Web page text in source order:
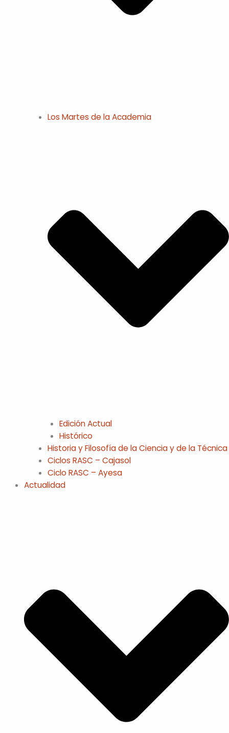
Los Martes de la Academia
Edición Actual
Histórico
Historia y Filosofía de la Ciencia y de la Técnica
Ciclos RASC – Cajasol
Ciclo RASC – Ayesa
Actualidad